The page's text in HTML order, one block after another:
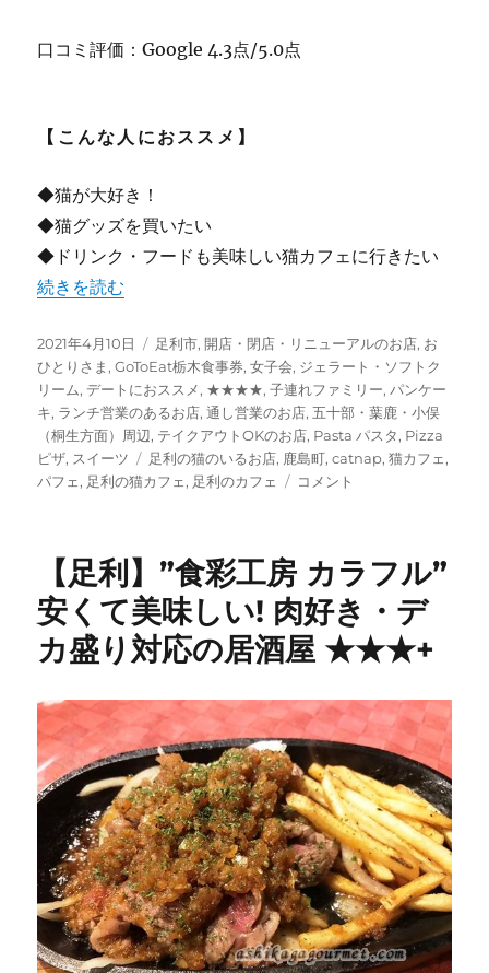
口コミ評価：Google 4.3点/5.0点
【こんな人におススメ】
◆猫が大好き！
◆猫グッズを買いたい
◆ドリンク・フードも美味しい猫カフェに行きたい
“【足利】”Catnap キャットナップ” お店から猫を眺
続きを読む
投
稿
日:
2021年4月10日
カ
テ
ゴ
リ
ー
足利市, 開店・閉店・リニューアルのお店, お
ひとりさま,GoToEat栃木食事券,女子会, ジェラート・ソフトク
リーム,デートにおススメ, ★★★★,子連れファミリー,パンケー
キ, ランチ営業のあるお店,通し営業のお店,五十部・葉鹿・小俣
（桐生方面）周辺, テイクアウトOKのお店, Pasta パスタ, Pizza
ピザ, スイーツ
タ
グ
足利の猫のいるお店, 鹿島町,catnap,猫カフェ,
パフェ, 足利の猫カフェ, 足利のカフェ
【足
ッ
ト
ナ
ッ
プ”
店
か
猫
を
眺
め
る
猫
カ
フ
ェ
コメント
【足利】”食彩工房 カラフル”
安くて美味しい! 肉好き・デ
カ盛り対応の居酒屋 ★★★+